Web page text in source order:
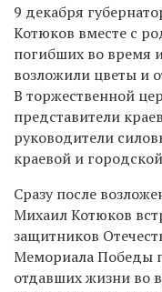
9 декабря
Котюков вместе с
погибших во время
возложили цветы и
В торжественной
представители
руководители
краевой и
Сразу после
Михаил Котюков
защитников
Мемориала Победы
отдавших жизни во